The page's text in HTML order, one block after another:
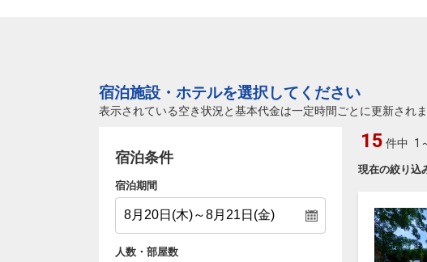
宿泊施設・ホテルを選択してください
表示されている空き状況と基本代金は一定時間ごとに更新され
宿泊条件
宿泊期間
人数・部屋数
現在の絞り込
15 件中 1